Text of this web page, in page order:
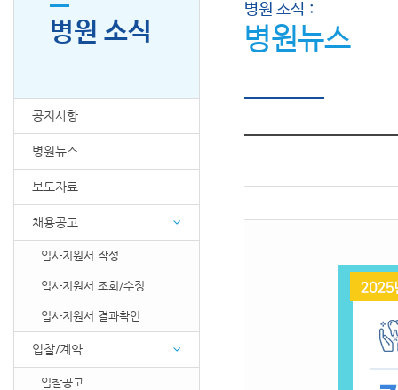
병원 소식
공지사항
병원뉴스
보도자료
채용공고
입사지원서 작성
입사지원서 조회/수정
입사지원서 결과확인
입찰/계약
입찰공고
병원 소식
병원뉴스